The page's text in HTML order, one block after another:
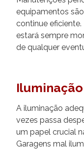
equipamentos
continue
estará sempre
de qualquer
A iluminação
vezes passa
um papel crucial
Garagens mal